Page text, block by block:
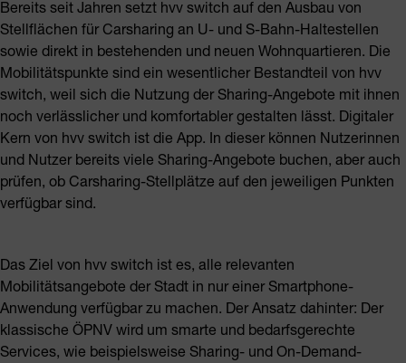
Bereits seit Jahren setzt hvv switch auf den Ausbau von
Stellflächen für Carsharing an U- und S-Bahn-Haltestellen
sowie direkt in bestehenden und neuen Wohnquartieren. Die
Mobilitätspunkte sind ein wesentlicher Bestandteil von hvv
switch, weil sich die Nutzung der Sharing-Angebote mit ihnen
noch verlässlicher und komfortabler gestalten lässt. Digitaler
Kern von hvv switch ist die App. In dieser können Nutzerinnen
und Nutzer bereits viele Sharing-Angebote buchen, aber auch
prüfen, ob Carsharing-Stellplätze auf den jeweiligen Punkten
verfügbar sind.
Das Ziel von hvv switch ist es, alle relevanten
Mobilitätsangebote der Stadt in nur einer Smartphone-
Anwendung verfügbar zu machen. Der Ansatz dahinter: Der
klassische ÖPNV wird um smarte und bedarfsgerechte
Services, wie beispielsweise Sharing- und On-Demand-